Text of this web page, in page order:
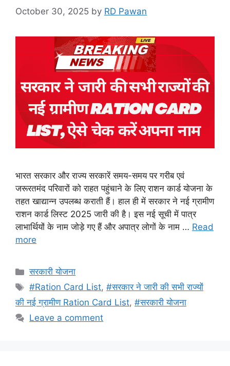
October 30, 2025 by RD Pawan
भारत सरकार और राज्य सरकारें समय-समय पर गरीब एवं
जरूरतमंद परिवारों को राहत पहुंचाने के लिए राशन कार्ड योजना के
तहत खाद्यान्न उपलब्ध कराती हैं। हाल ही में सरकार ने नई ग्रामीण
राशन कार्ड लिस्ट 2025 जारी की है। इस नई सूची में पात्र
लाभार्थियों के नाम जोड़े गए हैं और अपात्र लोगों के नाम … Read
more
Categories
सरकारी योजना
Tags
#Ration Card List,#सरकार ने जारी की सभी राज्यों
की नई ग्रामीण Ration Card List, #सरकारी योजना
Leave a comment